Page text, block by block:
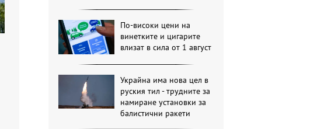
По-високи цени на
винетките и цигарите
влизат в сила от 1 август
Украйна има нова цел в
руския тил - трудните за
намиране установки за
балистични ракети